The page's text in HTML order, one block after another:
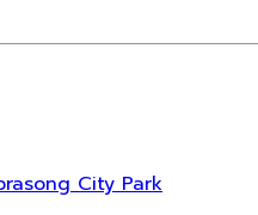
City Park